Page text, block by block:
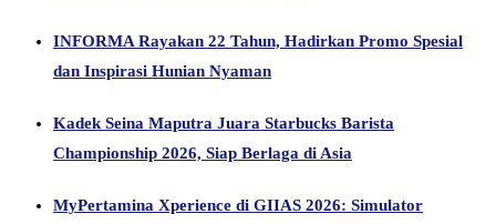
INFORMA Rayakan 22 Tahun, Hadirkan Promo Spesial
dan Inspirasi Hunian Nyaman
Kadek Seina Maputra Juara Starbucks Barista
Championship 2026, Siap Berlaga di Asia
MyPertamina Xperience di GIIAS 2026: Simulator